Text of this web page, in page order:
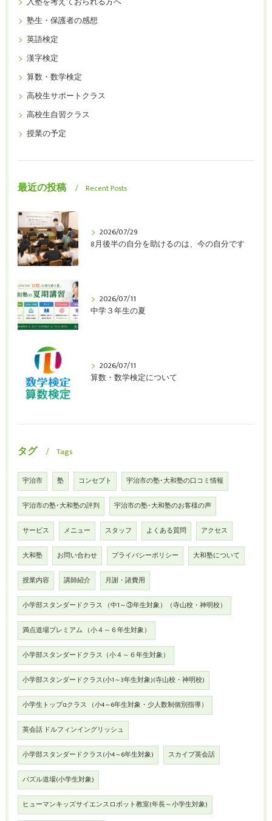
塾生・保護者の感想
英語検定
漢字検定
算数・数学検定
高校生サポートクラス
高校生自習クラス
授業の予定
最近の投稿 Recent Posts
2026/07/29
8月後半の自分を助けるのは、今の自分です
2026/07/11
中学３年生の夏
2026/07/11
算数・数学検定について
タグ Tags
宇治市 塾 コンセプト 宇治市の塾･大和塾の口コミ情報
宇治市の塾･大和塾の評判 宇治市の塾･大和塾のお客様の声
サービス メニュー スタッフ よくある質問 アクセス
大和塾 お問い合わせ プライバシーポリシー 大和塾について
授業内容 講師紹介 月謝・諸費用
小学部スタンダードクラス （中1～③年生対象）（寺山校・神明校）
満点道場プレミアム （小４～６年生対象）
小学部スタンダードクラス（小４～６年生対象）
小学部スタンダードクラス(小1～3年生対象)(寺山校・神明校)
小学生トップαクラス （小4～6年生対象・少人数制個別指導）
英会話 ドルフィンイングリッシュ
小学部スタンダードクラス(小4～6年生対象) スカイプ英会話
パズル道場(小学生対象)
ヒューマンキッズサイエンスロボット教室(年長～小学生対象)